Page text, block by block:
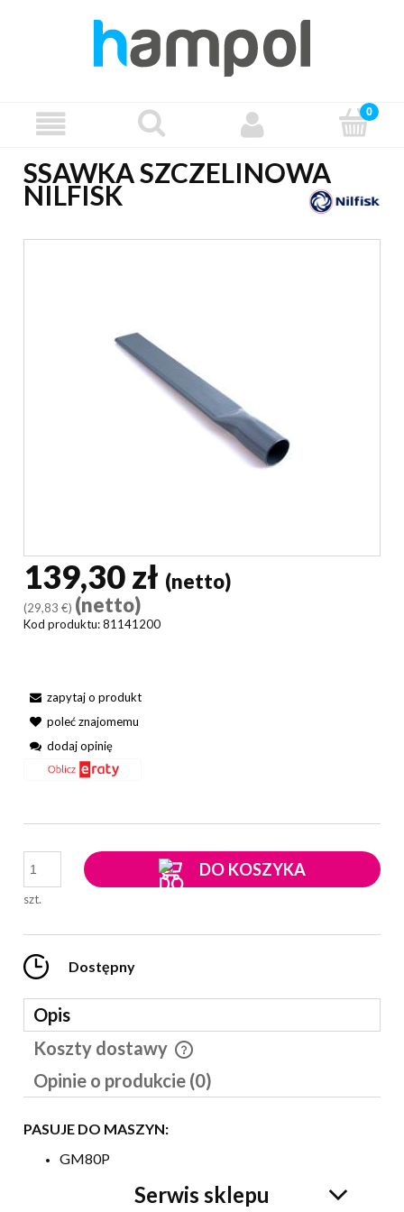
SSAWKA SZCZELINOWA
NILFISK
139,30 zł (netto)
(29,83 €) (netto)
Kod produktu:81141200
zapytaj o produkt
poleć znajomemu
dodaj opinię
szt.
DO KOSZYKA
Dostępny
Opis
Koszty dostawy
Cena nie zawiera ewentualnych kosztów płatności
Opinie o produkcie (0)
PASUJE DO MASZYN:
GM80P
Serwis sklepu